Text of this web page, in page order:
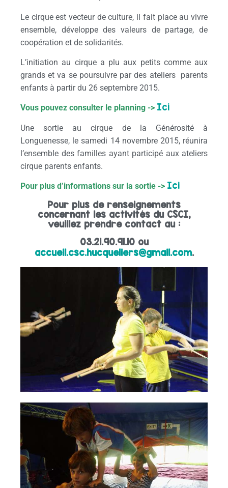
Le cirque est vecteur de culture, il fait place au vivre
ensemble, développe des valeurs de partage, de
coopération et de solidarités.
L’initiation au cirque a plu aux petits comme aux
grands et va se poursuivre par des ateliers parents
enfants à partir du 26 septembre 2015.
Vous pouvez consulter le planning -> Ici
Une sortie au cirque de la Générosité à
Longuenesse, le samedi 14 novembre 2015, réunira
l’ensemble des familles ayant participé aux ateliers
cirque parents enfants.
Pour plus d’informations sur la sortie -> Ici
Pour plus de renseignements
concernant les activités du CSCI,
veuillez prendre contact au :
03.21.90.91.10 ou
accueil.csc.hucqueliers@gmail.com.